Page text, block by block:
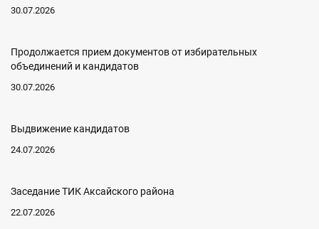
30.07.2026
Продолжается прием документов от избирательных
объединений и кандидатов
30.07.2026
Выдвижение кандидатов
24.07.2026
Заседание ТИК Аксайского района
22.07.2026